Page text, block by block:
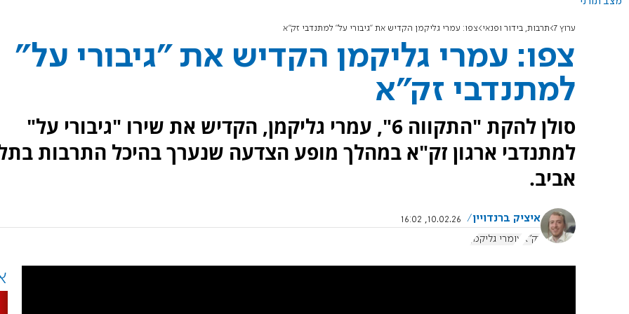
ערוץ 7 תרבות, בידור ופנאי צפו: עמרי גליקמן הקדיש את "גיבורי על" למתנדבי זק"א
צפו: עמרי גליקמן הקדיש את "גיבורי על"
למתנדבי זק"א
סולן להקת "התקווה 6", עמרי גליקמן, הקדיש את שירו "גיבורי על"
למתנדבי ארגון זק"א במהלך מופע הצדעה שנערך בהיכל התרבות
אביב.
איציק ברנדויין
10.02.26, 16:02
זק"א
עומרי גליקמן